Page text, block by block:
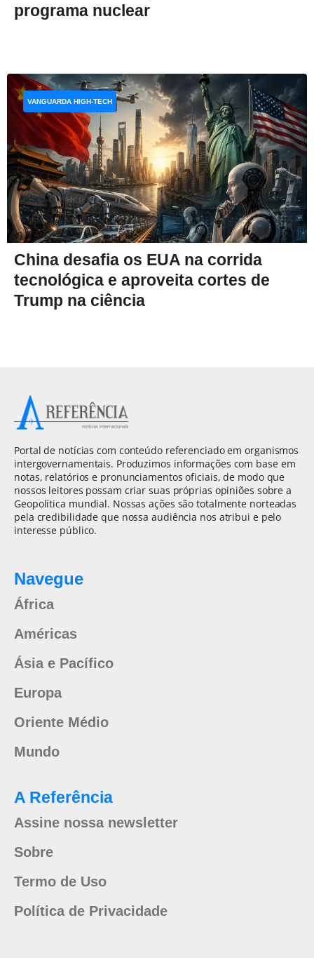
programa nuclear
China desafia os EUA na corrida
tecnológica e aproveita cortes de
Trump na ciência
VANGUARDA HIGH-TECH
Portal de notícias com conteúdo referenciado em organismos
intergovernamentais. Produzimos informações com base em
notas, relatórios e pronunciamentos oficiais, de modo que
nossos leitores possam criar suas próprias opiniões sobre a
Geopolítica mundial. Nossas ações são totalmente norteadas
pela credibilidade que nossa audiência nos atribui e pelo
interesse público.
Navegue
África
Américas
Ásia e Pacífico
Europa
Oriente Médio
Mundo
A Referência
Assine nossa newsletter
Sobre
Termo de Uso
Política de Privacidade